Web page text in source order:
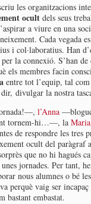
les organitzacions
ocult dels seus
a viure en una
Cada vegada
i col·laboratius. Han
la connexió. S’han
els membres facin
entre tot l’equip, tal
divulgar la nostra
l’Anna
tornem-hi…—, la
de respondre les
ocult del paràgraf
que no hi hagués
jornades. Per tant,
nous alumnes o bé
perquè vaig ser
bastant embastat.